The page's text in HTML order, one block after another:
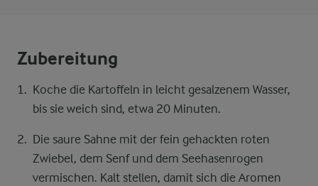
Zubereitung
Koche die Kartoffeln in leicht gesalzenem Wasser,
bis sie weich sind, etwa 20 Minuten.
Die saure Sahne mit der fein gehackten roten
Zwiebel, dem Senf und dem Seehasenrogen
vermischen. Kalt stellen, damit sich die Aromen